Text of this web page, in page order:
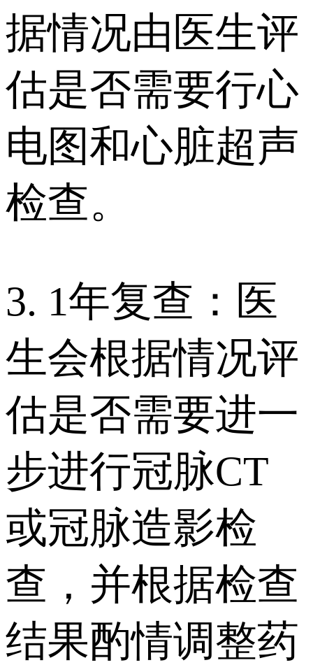
据情况由医生评
估是否需要行心
电图和心脏超声
检查。
3. 1年复查：医
生会根据情况评
估是否需要进一
步进行冠脉CT
或冠脉造影检
查，并根据检查
结果酌情调整药